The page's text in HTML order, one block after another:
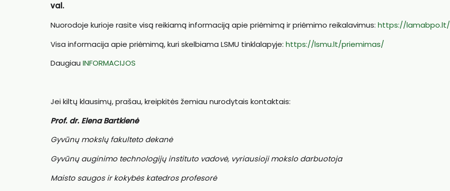
val.
Nuorodoje kurioje rasite visą reikiamą informaciją apie priėmimą ir priėmimo reikalavimus: https://lamabpo.lt/
Visa informacija apie priėmimą, kuri skelbiama LSMU tinklalapyje: https://lsmu.lt/priemimas/
Daugiau INFORMACIJOS
Jei kiltų klausimų, prašau, kreipkitės žemiau nurodytais kontaktais:
Prof. dr. Elena Bartkienė
Gyvūnų mokslų fakulteto dekanė
Gyvūnų auginimo technologijų instituto vadovė, vyriausioji mokslo darbuotoja
Maisto saugos ir kokybės katedros profesorė